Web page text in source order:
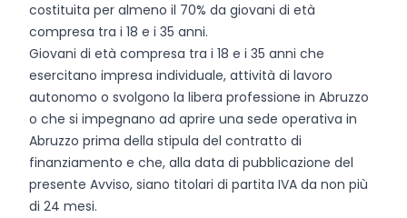
costituita per almeno il 70% da giovani di età
compresa tra i 18 e i 35 anni.
Giovani di età compresa tra i 18 e i 35 anni che
esercitano impresa individuale, attività di lavoro
autonomo o svolgono la libera professione in Abruzzo
o che si impegnano ad aprire una sede operativa in
Abruzzo prima della stipula del contratto di
finanziamento e che, alla data di pubblicazione del
presente Avviso, siano titolari di partita IVA da non più
di 24 mesi.